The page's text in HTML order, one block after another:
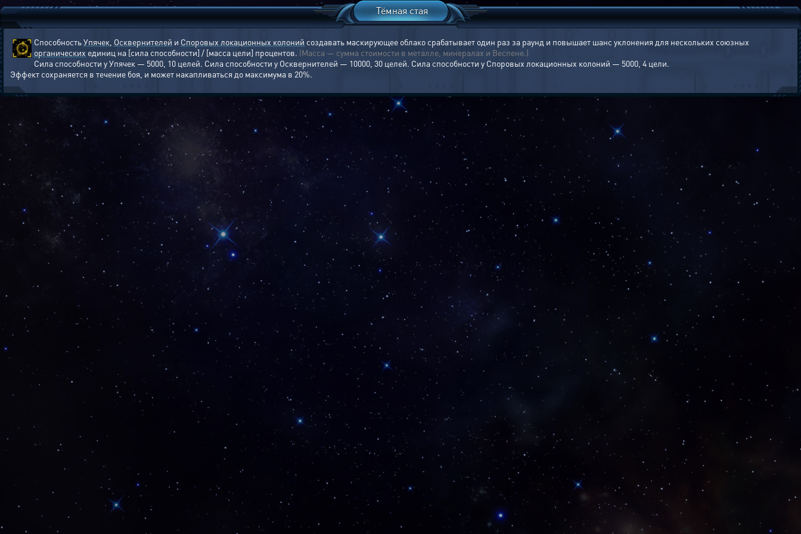
Тёмная стая
СпособностьУпячек Осквернителей и Споровых локационных колоний создавать маскирующее облако срабатывает один раз за раунд и повышает шанс уклонения для нескольких союзных
органических единиц на [сила способности] / [масса цели] процентов. (Масса — сумма стоимости в металле, минералах и Веспене.)
Сила способности у Упячек — 5000, 10 целей. Сила способности у Осквернителей — 10000, 30 целей. Сила способности у Споровых локационных колоний — 5000, 4 цели.
Эффект сохраняется в течение боя, и может накапливаться до максимума в 20%.